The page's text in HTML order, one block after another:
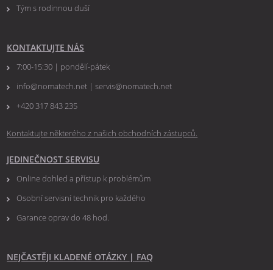
Tým s rodinnou duší
KONTAKTUJTE NÁS
7:00-15:30 | pondělí-pátek
info@nomatech.net | servis@nomatech.net
+420 317 843 235
Kontaktujte některého z našich obchodních zástupců.
JEDINEČNOST SERVISU
Online dohled a přístup k problémům
Osobní servisní technik pro každého
Garance oprav do 48 hod.
NEJČASTĚJI KLADENÉ OTÁZKY | FAQ